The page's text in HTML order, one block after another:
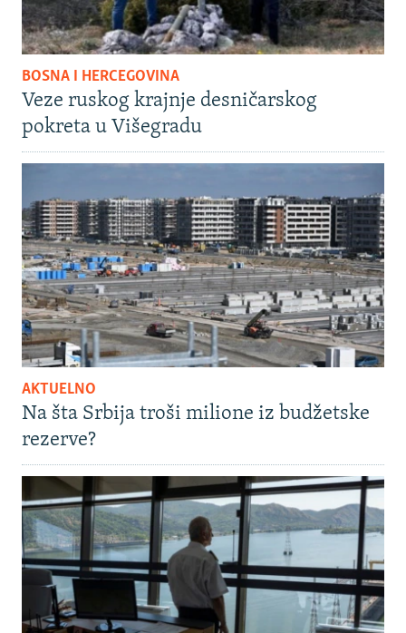
BOSNA I HERCEGOVINA
Veze ruskog krajnje desničarskog
pokreta u Višegradu
AKTUELNO
Na šta Srbija troši milione iz budžetske
rezerve?